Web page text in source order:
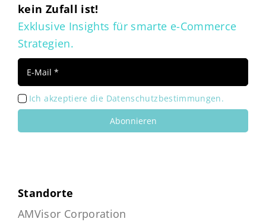
kein Zufall ist!
Exklusive Insights für smarte e-Commerce
Strategien.
Ich akzeptiere die Datenschutzbestimmungen.
Abonnieren
Standorte
AMVisor Corporation